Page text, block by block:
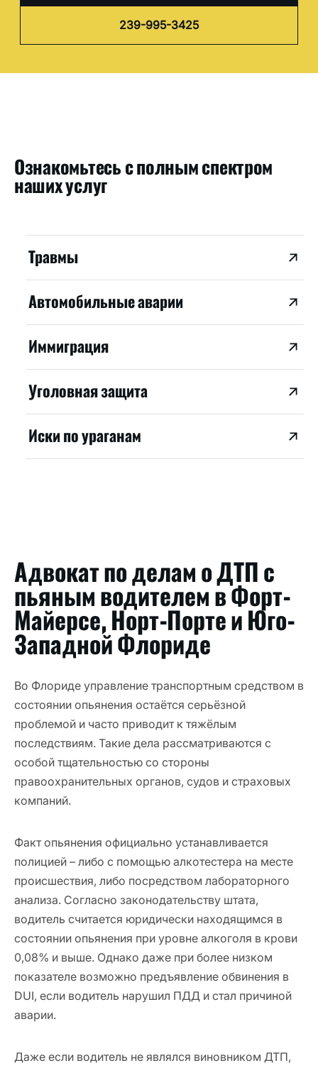
239-995-3425
Ознакомьтесь с полным спектром
наших услуг
Травмы
Автомобильные аварии
Иммиграция
Уголовная защита
Иски по ураганам
Адвокат по делам о ДТП с
пьяным водителем в Форт-
Майерсе, Норт-Порте и Юго-
Западной Флориде
Во Флориде управление транспортным средством в
состоянии опьянения остаётся серьёзной
проблемой и часто приводит к тяжёлым
последствиям. Такие дела рассматриваются с
особой тщательностью со стороны
правоохранительных органов, судов и страховых
компаний.
Факт опьянения официально устанавливается
полицией – либо с помощью алкотестера на месте
происшествия, либо посредством лабораторного
анализа. Согласно законодательству штата,
водитель считается юридически находящимся в
состоянии опьянения при уровне алкоголя в крови
0,08% и выше. Однако даже при более низком
показателе возможно предъявление обвинения в
DUI, если водитель нарушил ПДД и стал причиной
аварии.
Даже если водитель не являлся виновником ДТП,